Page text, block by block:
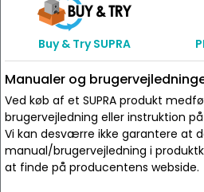
Buy & Try SUPRA
Manualer og
Ved køb af et SUPRA produkt
brugervejledning eller instruktion
Vi kan desværre ikke garantere at
manual/brugervejledning i
at finde på producentens webside.